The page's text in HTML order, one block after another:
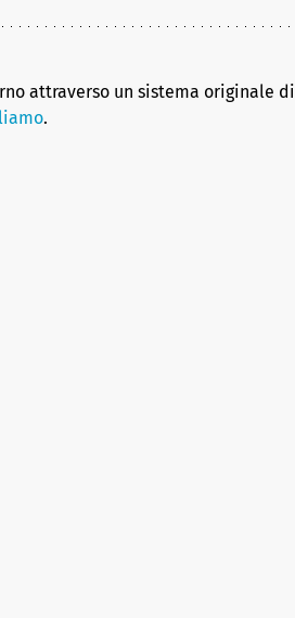
attraverso un sistema originale di
.